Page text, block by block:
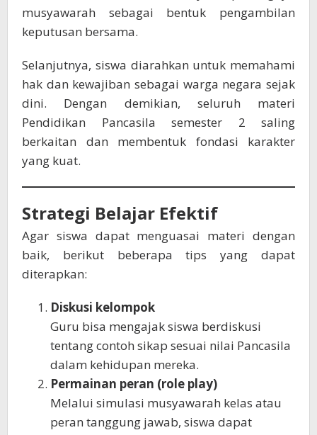
musyawarah sebagai bentuk pengambilan
keputusan bersama.
Selanjutnya, siswa diarahkan untuk memahami
hak dan kewajiban sebagai warga negara sejak
dini. Dengan demikian, seluruh materi
Pendidikan Pancasila semester 2 saling
berkaitan dan membentuk fondasi karakter
yang kuat.
Strategi Belajar Efektif
Agar siswa dapat menguasai materi dengan
baik, berikut beberapa tips yang dapat
diterapkan:
Diskusi kelompok
Guru bisa mengajak siswa berdiskusi
tentang contoh sikap sesuai nilai Pancasila
dalam kehidupan mereka.
Permainan peran (role play)
Melalui simulasi musyawarah kelas atau
peran tanggung jawab, siswa dapat